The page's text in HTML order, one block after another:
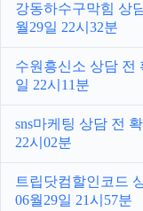
강동하수구막힘 상
월29일 22시32분
수원흥신소 상담 전
일 22시11분
sns마케팅 상담 전
22시02분
트립닷컴할인코드
06월29일 21시57분